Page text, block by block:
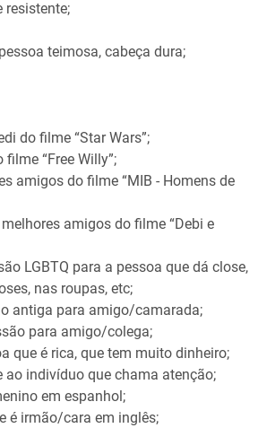
resistente;
teimosa, cabeça dura;
do filme “Star Wars”;
filme “Free Willy”;
amigos do filme “MIB - Homens de
amigos do filme “Debi e
LGBTQ para a pessoa que dá close,
nas roupas, etc;
antiga para amigo/camarada;
para amigo/colega;
que é rica, que tem muito dinheiro;
ao indivíduo que chama atenção;
em espanhol;
é irmão/cara em inglês;